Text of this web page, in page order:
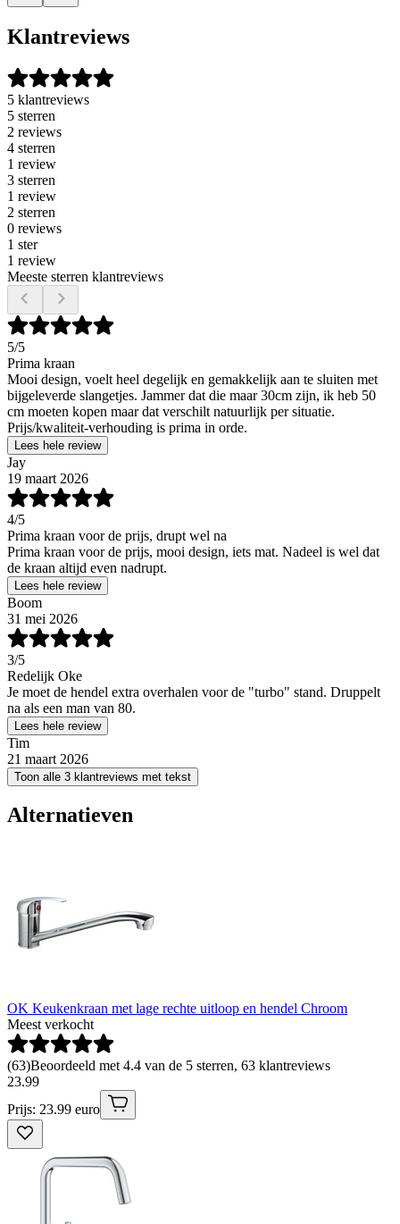
Klantreviews
5 klantreviews
5 sterren
2 reviews
4 sterren
1 review
3 sterren
1 review
2 sterren
0 reviews
1 ster
1 review
Meeste sterren klantreviews
5/5
Prima kraan
Mooi design, voelt heel degelijk en gemakkelijk aan te sluiten met
bijgeleverde slangetjes. Jammer dat die maar 30cm zijn, ik heb 50
cm moeten kopen maar dat verschilt natuurlijk per situatie.
Prijs/kwaliteit-verhouding is prima in orde.
Lees hele review
Jay
19 maart 2026
4/5
Prima kraan voor de prijs, drupt wel na
Prima kraan voor de prijs, mooi design, iets mat. Nadeel is wel dat
de kraan altijd even nadrupt.
Lees hele review
Boom
31 mei 2026
3/5
Redelijk Oke
Je moet de hendel extra overhalen voor de "turbo" stand. Druppelt
na als een man van 80.
Lees hele review
Tim
21 maart 2026
Toon alle 3 klantreviews met tekst
Alternatieven
OK Keukenkraan met lage rechte uitloop en hendel Chroom
Meest verkocht
(63)Beoordeeld met 4.4 van de 5 sterren, 63 klantreviews
23.99
Prijs: 23.99 euro